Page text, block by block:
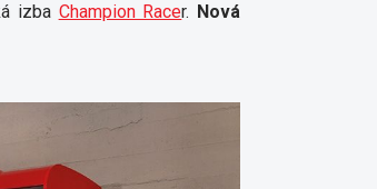
izba Champion Racer. Nová